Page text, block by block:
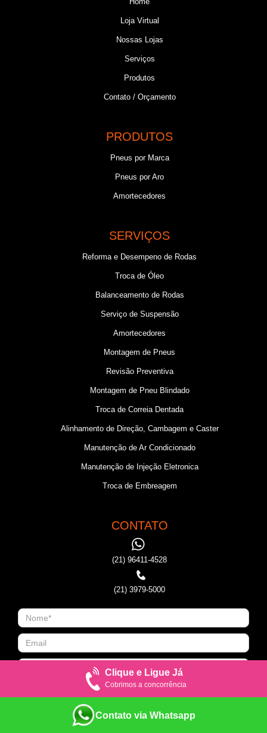
Loja Virtual
Nossas Lojas
Serviços
Produtos
Contato / Orçamento
PRODUTOS
Pneus por Marca
Pneus por Aro
Amortecedores
SERVIÇOS
Reforma e Desempeno de Rodas
Troca de Óleo
Balanceamento de Rodas
Serviço de Suspensão
Amortecedores
Montagem de Pneus
Revisão Preventiva
Montagem de Pneu Blindado
Troca de Correia Dentada
Alinhamento de Direção, Cambagem e Caster
Manutenção de Ar Condicionado
Manutenção de Injeção Eletronica
Troca de Embreagem
CONTATO
(21) 96411-4528
(21) 3979-5000
Clique e Ligue Já
Cobrimos a concorrência
Contato via Whatsapp